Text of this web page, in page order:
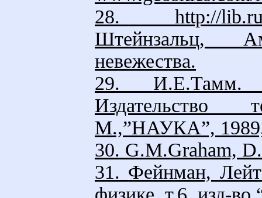
28. http://lib.ru/
Штейнзальц,
невежества.
29. И.Е.Тамм.
Издательство
М.,”НАУКА”, 1989,
30. G.M.Graham,
31. Фейнман,